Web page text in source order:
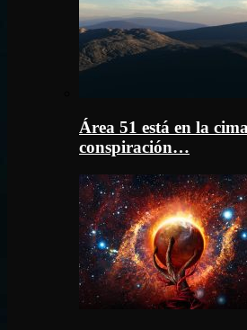
Área 51 está en la
conspiración…